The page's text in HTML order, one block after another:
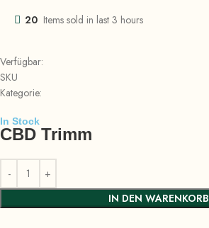
20 Items sold in last 3 hours
Verfügbar:
SKU
Kategorie:
In Stock
CBD Trimm
IN DEN WARENKORB